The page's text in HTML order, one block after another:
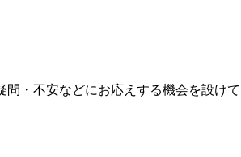
・不安などにお応えする機会を設